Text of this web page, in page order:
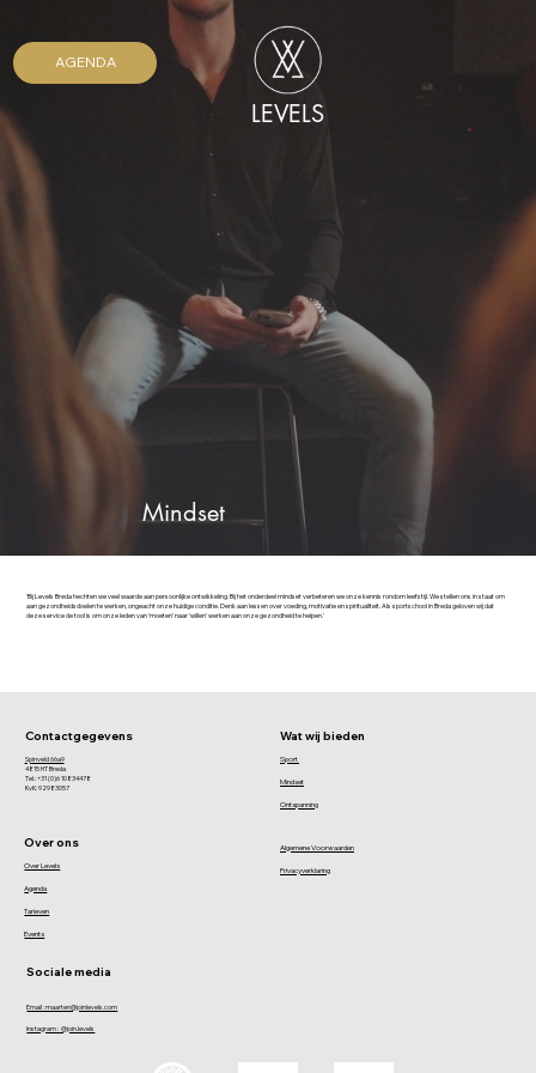
AGENDA
LEVELS
Mindset
'Bij Levels Breda hechten we veel waarde aan persoonlijke ontwikkeling. Bij het onderdeel mindset verbeteren we onze kennis rondom leefstijl. We stellen ons in staat om
aan gezondheidsdoelen te werken, ongeacht onze huidige conditie. Denk aan lessen over voeding, motivatie en spiritualiteit. Als sportschool in Breda geloven wij dat
deze service de tool is om onze leden van ‘moeten’ naar ‘willen’ werken aan onze gezondheid te helpen.'
Over ons
Over Levels
Agenda
Tarieven
Events
Wat wij bieden
Sport
Mindset
Ontspanning
Contactgegevens
Spinveld 66a9
4815 HT Breda
Tel.: +31 (0)6 10834478
KvK: 92983057
Sociale media
Email : maarten@joinlevels.com
Instagram : @join.levels
Algemene Voorwaarden
Privacyverklaring